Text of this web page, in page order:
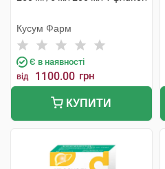
Кусум Фарм
Є в наявності
від 1100.00 грн
КУПИТИ